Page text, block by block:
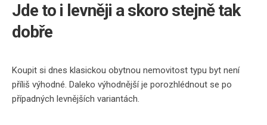
Jde to i levněji a skoro stejně tak
dobře
Koupit si dnes klasickou obytnou nemovitost typu byt není
příliš výhodné. Daleko výhodnější je porozhlédnout se po
případných levnějších variantách.